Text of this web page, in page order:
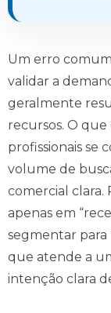
Um erro
validar a
geralmente
recursos. O
profissionais se
volume de
comercial clara.
apenas em
segmentar para
que atende a
intenção clara